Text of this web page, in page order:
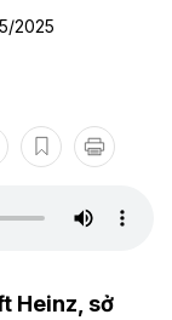
2025
Heinz, sở